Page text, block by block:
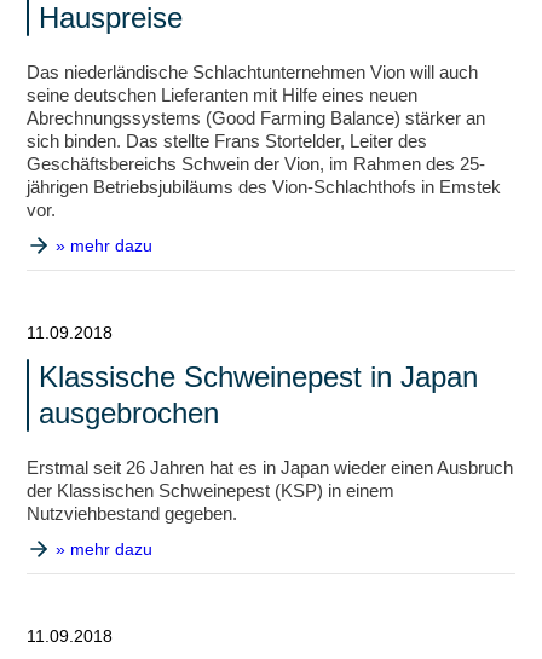
Hauspreise
Das niederländische Schlachtunternehmen Vion will auch
seine deutschen Lieferanten mit Hilfe eines neuen
Abrechnungssystems (Good Farming Balance) stärker an
sich binden. Das stellte Frans Stortelder, Leiter des
Geschäftsbereichs Schwein der Vion, im Rahmen des 25-
jährigen Betriebsjubiläums des Vion-Schlachthofs in Emstek
vor.
» mehr dazu
11.09.2018
Klassische Schweinepest in Japan
ausgebrochen
Erstmal seit 26 Jahren hat es in Japan wieder einen Ausbruch
der Klassischen Schweinepest (KSP) in einem
Nutzviehbestand gegeben.
» mehr dazu
11.09.2018